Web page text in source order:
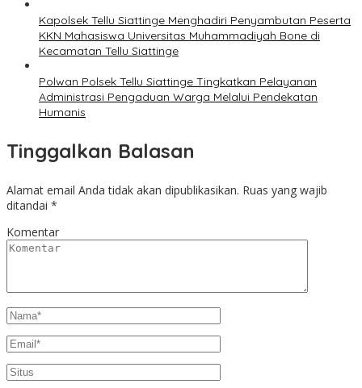
Kapolsek Tellu Siattinge Menghadiri Penyambutan Peserta
KKN Mahasiswa Universitas Muhammadiyah Bone di
Kecamatan Tellu Siattinge
Polwan Polsek Tellu Siattinge Tingkatkan Pelayanan
Administrasi Pengaduan Warga Melalui Pendekatan
Humanis
Tinggalkan Balasan
Alamat email Anda tidak akan dipublikasikan. Ruas yang wajib
ditandai *
Komentar